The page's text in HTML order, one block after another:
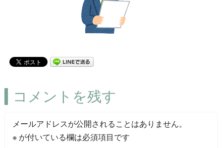
コメントを残す
メールアドレスが公開されることはありません。
※が付いている欄は必須項目です